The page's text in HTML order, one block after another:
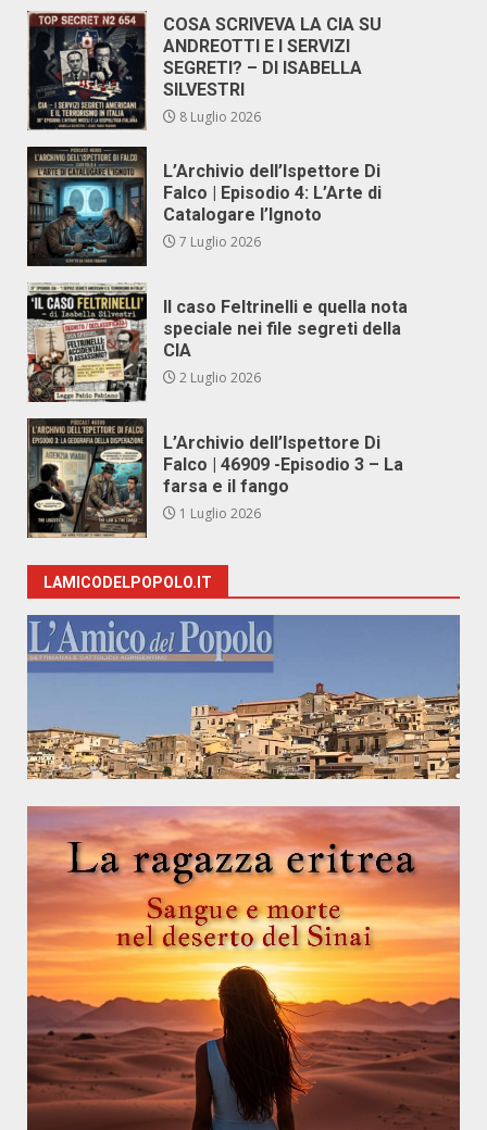
COSA SCRIVEVA LA CIA SU
ANDREOTTI E I SERVIZI
SEGRETI? – DI ISABELLA
SILVESTRI
8 Luglio 2026
L’Archivio dell’Ispettore Di
Falco | Episodio 4: L’Arte di
Catalogare l’Ignoto
7 Luglio 2026
Il caso Feltrinelli e quella nota
speciale nei file segreti della
CIA
2 Luglio 2026
L’Archivio dell’Ispettore Di
Falco | 46909 -Episodio 3 – La
farsa e il fango
1 Luglio 2026
LAMICODELPOPOLO.IT